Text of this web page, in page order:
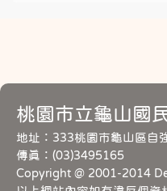
桃園市立龜山國
地址：333桃園市龜山區自
傳真：(03)3495165
Copyright @ 2001-2014